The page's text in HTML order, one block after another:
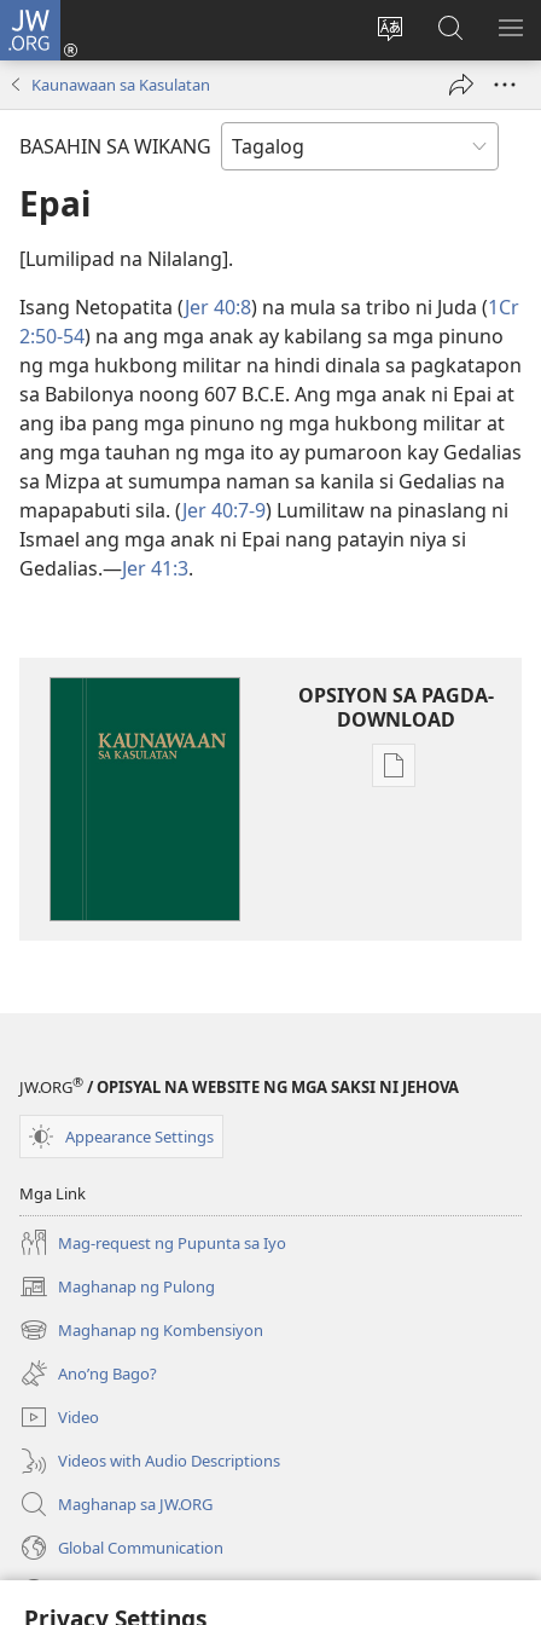
Privacy Settings
JW.ORG
Baguhin
ng
Mag-
log
bubukas
sa
JW.ORG
Kaunawaan sa Kasulatan
BASAHIN SA WIKANG
Epai
[Lumilipad na Nilalang].
Isang Netopatita (Jer 40:8) na mula sa tribo ni Juda (1Cr
2:50-54) na ang mga anak ay kabilang sa mga pinuno
ng mga hukbong militar na hindi dinala sa pagkatapon
sa Babilonya noong 607 B.C.E. Ang mga anak ni Epai at
ang iba pang mga pinuno ng mga hukbong militar at
ang mga tauhan ng mga ito ay pumaroon kay Gedalias
sa Mizpa at sumumpa naman sa kanila si Gedalias na
mapapabuti sila. (Jer 40:7-9) Lumilitaw na pinaslang ni
Ismael ang mga anak ni Epai nang patayin niya si
Gedalias.​—Jer 41:3.
OPSIYON SA PAGDA-
DOWNLOAD
Opsiyon
JW.ORG® / OPISYAL NA WEBSITE NG MGA SAKSI NI JEHOVA
Appearance Settings
Mga Link
Mag-request ng Pupunta sa Iyo
Maghanap ng Pulong
(may
bubukas
na
bagong
window)
Maghanap ng Kombensiyon
(may
bubukas
na
bagong
window)
Ano’ng Bago?
Video
Videos with Audio Descriptions
Maghanap sa JW.ORG
Global Communication